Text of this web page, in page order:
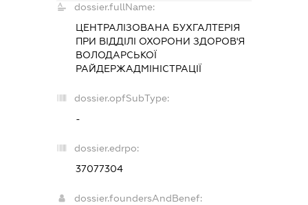
dossier.fullName:
ЦЕНТРАЛІЗОВАНА БУХГАЛТЕРІЯ
ПРИ ВІДДІЛІ ОХОРОНИ ЗДОРОВ'Я
ВОЛОДАРСЬКОЇ
РАЙДЕРЖАДМІНІСТРАЦІЇ
dossier.opfSubType:
-
dossier.edrpo:
37077304
dossier.foundersAndBenef: